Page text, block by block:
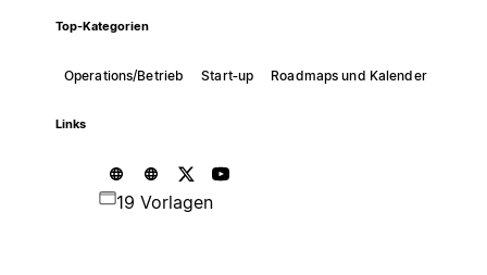
Top-Kategorien
Operations/Betrieb Start‑up Roadmaps und Kalender
Links
19 Vorlagen